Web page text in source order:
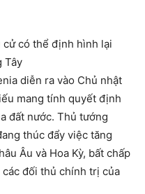
có thể định hình lại
Tây
diễn ra vào Chủ nhật
mang tính quyết định
đất nước. Thủ tướng
thúc đẩy việc tăng
Âu và Hoa Kỳ, bất chấp
đối thủ chính trị của